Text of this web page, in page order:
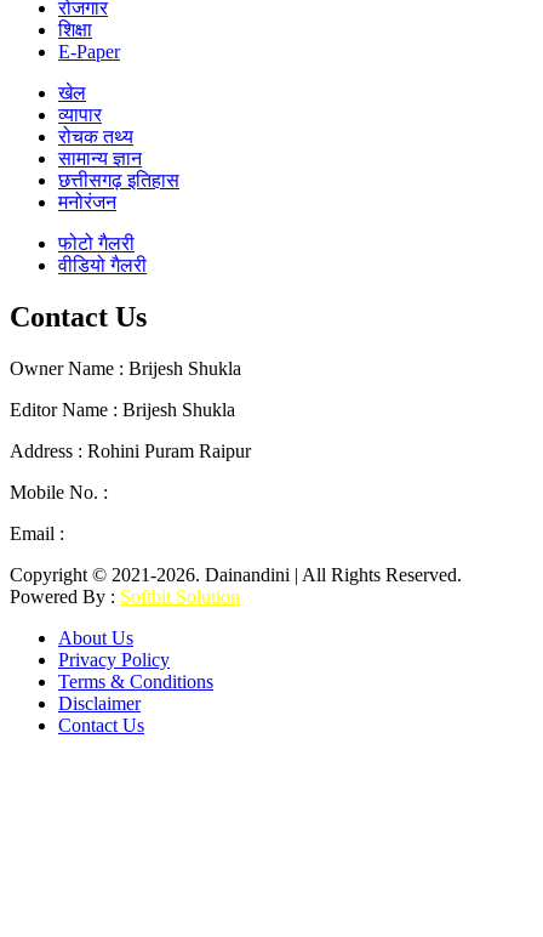
रोजगार
शिक्षा
E-Paper
खेल
व्यापार
रोचक तथ्य
सामान्य ज्ञान
छत्तीसगढ़ इतिहास
मनोरंजन
फोटो गैलरी
वीडियो गैलरी
Contact Us
Owner Name : Brijesh Shukla
Editor Name : Brijesh Shukla
Address : Rohini Puram Raipur
Mobile No. :
Email :
Copyright © 2021-2026. Dainandini | All Rights Reserved.
Powered By : Softbit Solution
About Us
Privacy Policy
Terms & Conditions
Disclaimer
Contact Us